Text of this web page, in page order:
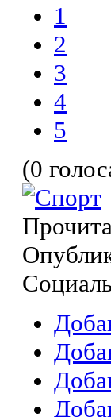
1
2
3
4
5
(0